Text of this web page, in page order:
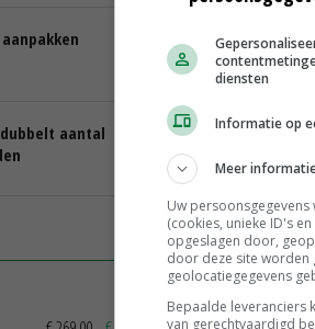
aantal
Weipoeder
diensten
Informatie op
Meer
Uw
(cookies, unieke ID's
opgeslagen door,
door deze site worden
geolocatiegegevens
Bepaalde leveranciers
van gerechtvaardigd